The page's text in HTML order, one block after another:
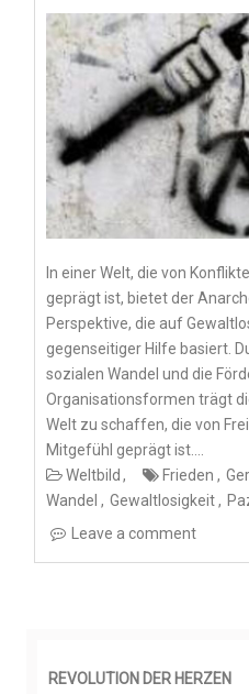
In einer Welt, die von
geprägt ist, bietet der
Perspektive, die auf
gegenseitiger Hilfe basiert.
sozialen Wandel und die
Organisationsformen trägt
Welt zu schaffen, die von
Mitgefühl geprägt ist.…
Weltbild
Frieden
Wandel
Gewaltlosigkeit
Leave a comment
REVOLUTION DER HERZEN